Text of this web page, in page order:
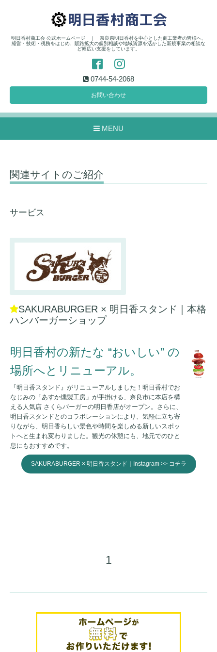
明日香村商工会 公式ホームページ ｜ 奈良県明日香村を中心とした商工業者の皆様へ、
経営・技術・税務をはじめ、販路拡大の個別相談や地域資源を活かした新規事業の相談な
ど幅広い支援をしています。
0744-54-2068
お問い合わせ
MENU
関連サイトのご紹介
サービス
SAKURABURGER × 明日香スタンド｜本格
ハンバーガーショップ
明日香村の新たな “おいしい” の
場所へと リニューアル。
『明日香スタンド』がリニューアルしました！ 明日香村でお
なじみの「あすか燻製工房」が手掛ける、奈良市に本店を構
える人気店 さくらバーガーの明日香店がオープン。 さらに、
明日香スタンドとのコラボレーションにより、気軽に立ち寄
りながら、明日香らしい景色や時間を楽しめる新しいスポッ
トへと生まれ変わりました。 観光の休憩にも、地元でのひと
息にもおすすめです。
SAKURABURGER × 明日香スタンド｜Instagram >> コチラ
1